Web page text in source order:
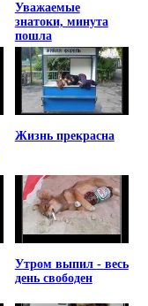
Уважаемые
знатоки, минута
пошла
Жизнь прекрасна
Утром выпил - весь
день свободен